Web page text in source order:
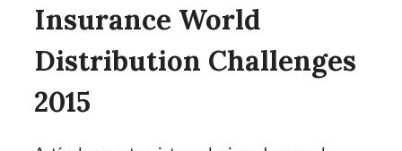
Insurance World
Distribution Challenges
2015